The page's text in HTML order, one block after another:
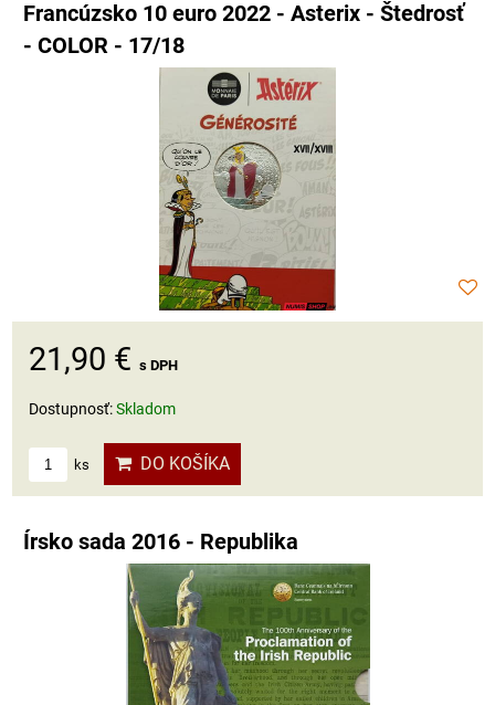
Francúzsko 10 euro 2022 - Asterix - Štedrosť
- COLOR - 17/18
21,90 € s DPH
Dostupnosť:Skladom
ks DO KOŠÍKA
Írsko sada 2016 - Republika